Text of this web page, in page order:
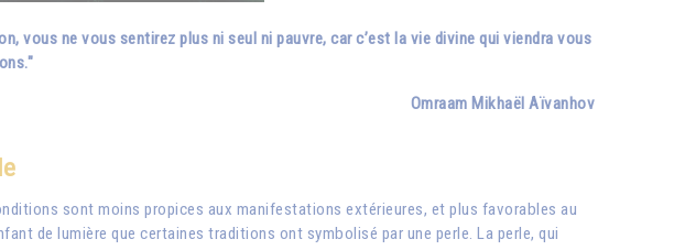
vous ne vous sentirez plus ni seul ni pauvre, car c’est la vie divine qui viendra vous
Omraam Mikhaël Aïvanhov
sont moins propices aux manifestations extérieures, et plus favorables au
de lumière que certaines traditions ont symbolisé par une perle. La perle, qui